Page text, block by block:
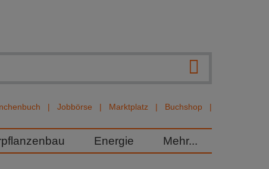
Jobbörse Marktplatz Buchshop
Energie Mehr...